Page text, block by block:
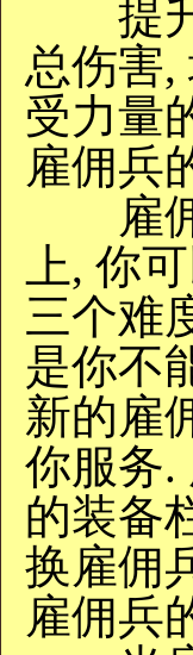
提升
总伤害,
受力量
雇佣兵
雇佣
上, 你
三个难
是你不
新的雇
你服务.
的装备
换雇佣
雇佣兵